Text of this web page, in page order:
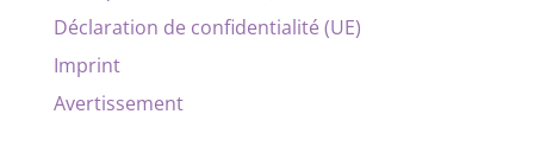
Déclaration de confidentialité (UE)
Imprint
Avertissement